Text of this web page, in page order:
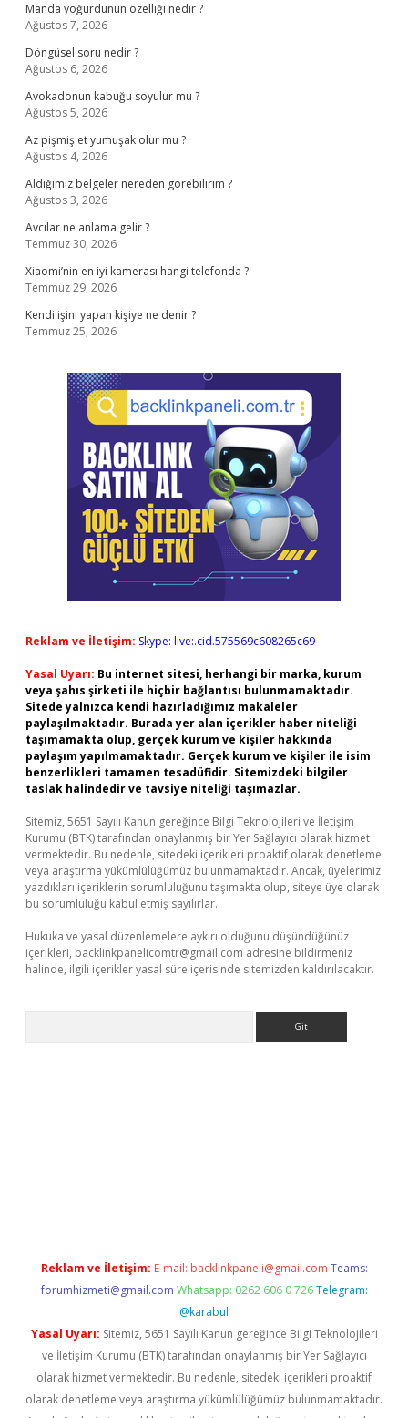
Manda yoğurdunun özelliği nedir ?
Ağustos 7, 2026
Döngüsel soru nedir ?
Ağustos 6, 2026
Avokadonun kabuğu soyulur mu ?
Ağustos 5, 2026
Az pişmiş et yumuşak olur mu ?
Ağustos 4, 2026
Aldığımız belgeler nereden görebilirim ?
Ağustos 3, 2026
Avcılar ne anlama gelir ?
Temmuz 30, 2026
Xiaomi’nin en iyi kamerası hangi telefonda ?
Temmuz 29, 2026
Kendi işini yapan kişiye ne denir ?
Temmuz 25, 2026
Reklam ve İletişim: Skype: live:.cid.575569c608265c69
Yasal Uyarı: Bu internet sitesi, herhangi bir marka, kurum
veya şahıs şirketi ile hiçbir bağlantısı bulunmamaktadır.
Sitede yalnızca kendi hazırladığımız makaleler
paylaşılmaktadır. Burada yer alan içerikler haber niteliği
taşımamakta olup, gerçek kurum ve kişiler hakkında
paylaşım yapılmamaktadır. Gerçek kurum ve kişiler ile isim
benzerlikleri tamamen tesadüfidir. Sitemizdeki bilgiler
taslak halindedir ve tavsiye niteliği taşımazlar.
Sitemiz, 5651 Sayılı Kanun gereğince Bilgi Teknolojileri ve İletişim
Kurumu (BTK) tarafından onaylanmış bir Yer Sağlayıcı olarak hizmet
vermektedir. Bu nedenle, sitedeki içerikleri proaktif olarak denetleme
veya araştırma yükümlülüğümüz bulunmamaktadır. Ancak, üyelerimiz
yazdıkları içeriklerin sorumluluğunu taşımakta olup, siteye üye olarak
bu sorumluluğu kabul etmiş sayılırlar.
Hukuka ve yasal düzenlemelere aykırı olduğunu düşündüğünüz
içerikleri, backlinkpanelicomtr@gmail.com adresine bildirmeniz
halinde, ilgili içerikler yasal süre içerisinde sitemizden kaldırılacaktır.
Reklam ve İletişim: E-mail: backlinkpaneli@gmail.com Teams:
forumhizmeti@gmail.com Whatsapp: 0262 606 0 726 Telegram:
@karabul
Yasal Uyarı: Sitemiz, 5651 Sayılı Kanun gereğince Bilgi Teknolojileri
ve İletişim Kurumu (BTK) tarafından onaylanmış bir Yer Sağlayıcı
olarak hizmet vermektedir. Bu nedenle, sitedeki içerikleri proaktif
olarak denetleme veya araştırma yükümlülüğümüz bulunmamaktadır.